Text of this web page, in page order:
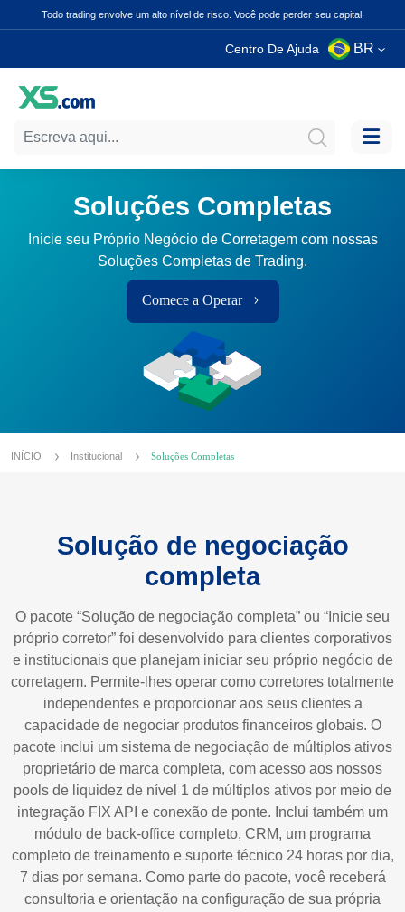
Todo trading envolve um alto nível de risco. Você pode perder seu capital.
Centro De Ajuda BR
Soluções Completas
Inicie seu Próprio Negócio de Corretagem com nossas
Soluções Completas de Trading.
Comece a Operar
INÍCIO Institucional Soluções Completas
Solução de negociação
completa
O pacote “Solução de negociação completa” ou “Inicie seu
próprio corretor” foi desenvolvido para clientes corporativos
e institucionais que planejam iniciar seu próprio negócio de
corretagem. Permite-lhes operar como corretores totalmente
independentes e proporcionar aos seus clientes a
capacidade de negociar produtos financeiros globais. O
pacote inclui um sistema de negociação de múltiplos ativos
proprietário de marca completa, com acesso aos nossos
pools de liquidez de nível 1 de múltiplos ativos por meio de
integração FIX API e conexão de ponte. Inclui também um
módulo de back-office completo, CRM, um programa
completo de treinamento e suporte técnico 24 horas por dia,
7 dias por semana. Como parte do pacote, você receberá
consultoria e orientação na configuração de sua própria